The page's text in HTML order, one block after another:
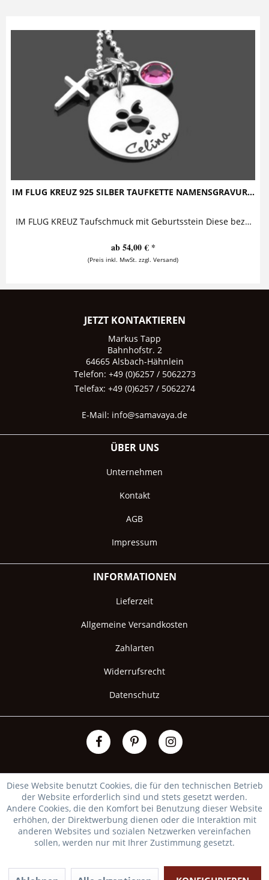
IM FLUG KREUZ 925 SILBER TAUFKETTE NAMENSGRAVUR...
IM FLUG KREUZ Taufschmuck mit Geburtsstein Diese bezaubernde Taufkette mit Gravur aus 925 Sterling Silber besteht aus einem Namensanhänger,...
ab 54,00 € *
(Preis inkl. MwSt. zzgl. Versand)
JETZT KONTAKTIEREN
Markus Tapp
Bahnhofstr. 2
64665 Alsbach-Hähnlein
Telefon: +49 (0)6257 / 5062273
Telefax: +49 (0)6257 / 5062274
E-Mail: info@samavaya.de
ÜBER UNS
Unternehmen
Kontakt
AGB
Impressum
INFORMATIONEN
Lieferzeit
Allgemeine Versandkosten
Zahlarten
Widerrufsrecht
Datenschutz
Diese Website benutzt Cookies, die für den technischen Betrieb
der Website erforderlich sind und stets gesetzt werden.
Andere Cookies, die den Komfort bei Benutzung dieser Website
erhöhen, der Direktwerbung dienen oder die Interaktion mit
anderen Websites und sozialen Netzwerken vereinfachen
sollen, werden nur mit Ihrer Zustimmung gesetzt.